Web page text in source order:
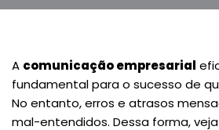
A comunicação empresarial
fundamental para o sucesso de
No entanto, erros e atrasos
mal-entendidos. Dessa forma,